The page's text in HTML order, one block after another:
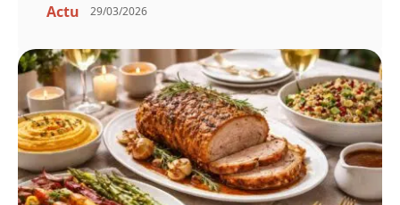
Actu 29/03/2026